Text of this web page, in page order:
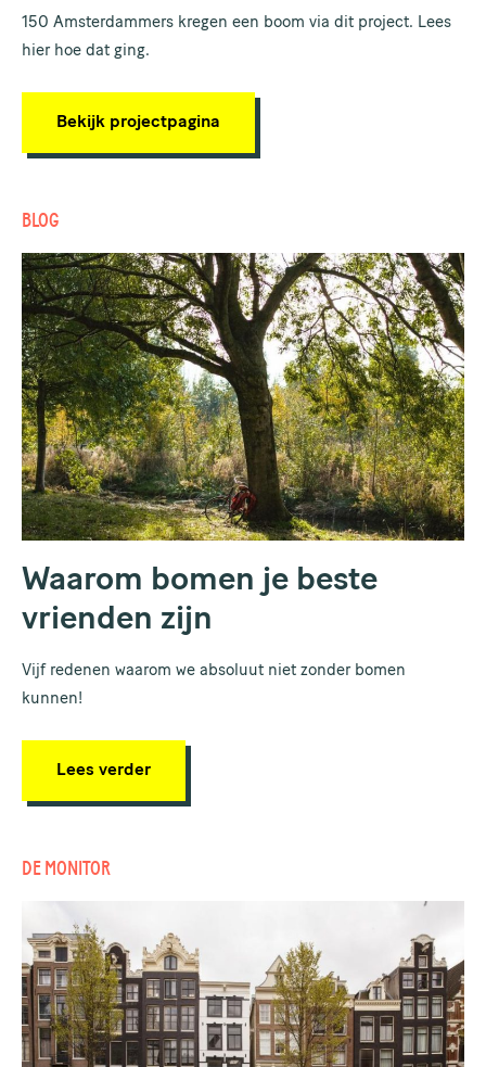
150 Amsterdammers kregen een boom via dit project. Lees
hier hoe dat ging.
Bekijk projectpagina
BLOG
Waarom bomen je beste
vrienden zijn
Vijf redenen waarom we absoluut niet zonder bomen
kunnen!
Lees verder
DE MONITOR